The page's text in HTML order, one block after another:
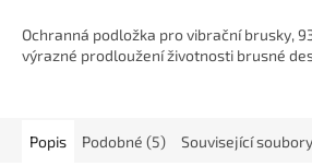
Ochranná podložka pro vibrační brusky,
výrazné prodloužení životnosti brusné
Popis Podobné (5) Související